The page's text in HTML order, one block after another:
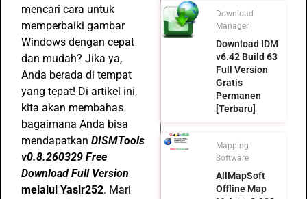
mencari cara untuk
memperbaiki gambar
Windows dengan cepat
dan mudah? Jika ya,
Anda berada di tempat
yang tepat! Di artikel ini,
kita akan membahas
bagaimana Anda bisa
mendapatkan DISMTools
v0.8.260329 Free
Download Full Version
melalui Yasir252. Mari
Download
Manager
Download IDM
v6.42 Build 63
Full Version
Gratis
Permanen
[Terbaru]
Mapping
Software
AllMapSoft
Offline Map